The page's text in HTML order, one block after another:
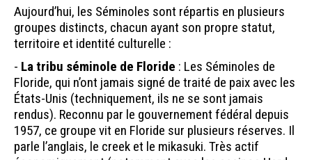
Aujourd’hui, les Séminoles sont répartis en plusieurs
groupes distincts, chacun ayant son propre statut,
territoire et identité culturelle :
- La tribu séminole de Floride : Les Séminoles de
Floride, qui n’ont jamais signé de traité de paix avec les
États-Unis (techniquement, ils ne se sont jamais
rendus). Reconnu par le gouvernement fédéral depuis
1957, ce groupe vit en Floride sur plusieurs réserves. Il
parle l’anglais, le creek et le mikasuki. Très actif